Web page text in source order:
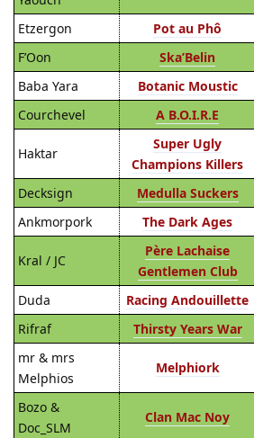
Etzergon
Pot au Phô
F’Oon
Ska’Belin
Baba Yara
Botanic Moustic
Courchevel
A B.O.I.R.E
Haktar
Super Ugly
Champions Killers
Decksign Medulla Suckers
Ankmorpork
The Dark Ages
Kral / JC
Père Lachaise
Gentlemen Club
Duda Racing Andouillette
Rifraf
Thirsty Years War
mr & mrs
Melphios
Melphiork
Bozo &
Doc_SLM
Clan Mac Noy